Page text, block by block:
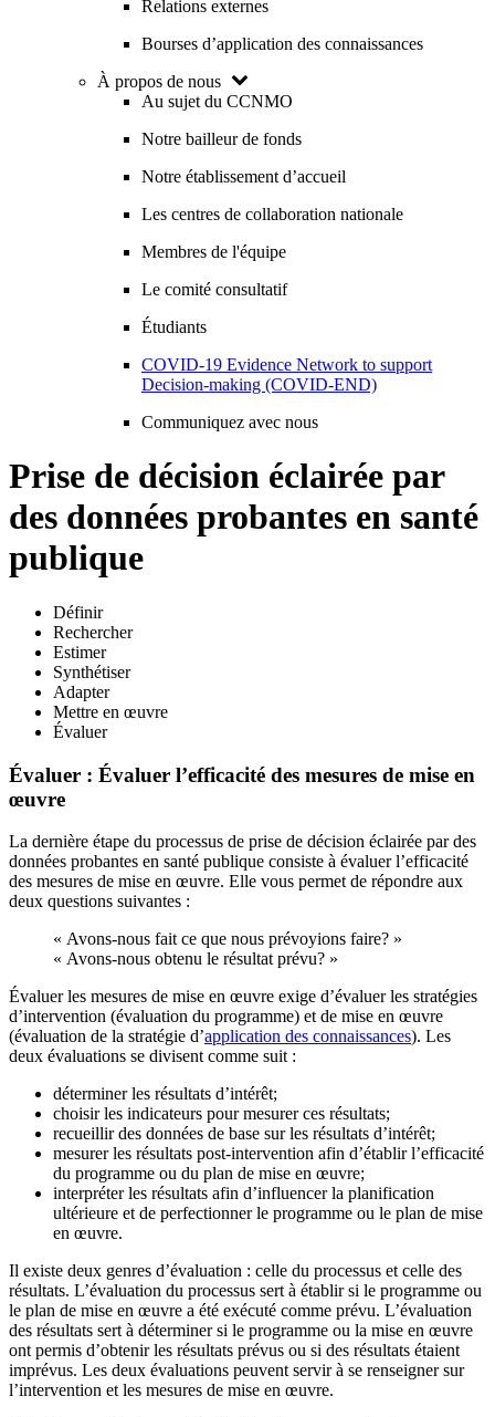
Relations externes
Bourses d’application des connaissances
À propos de nous
Au sujet du CCNMO
Notre bailleur de fonds
Notre établissement d’accueil
Les centres de collaboration nationale
Membres de l'équipe
Le comité consultatif
Étudiants
COVID-19 Evidence Network to support
Decision-making (COVID-END)
Communiquez avec nous
Prise de décision éclairée par
des données probantes en santé
publique
Définir
Rechercher
Estimer
Synthétiser
Adapter
Mettre en œuvre
Évaluer
Évaluer : Évaluer l’efficacité des mesures de mise en
œuvre
La dernière étape du processus de prise de décision éclairée par des
données probantes en santé publique consiste à évaluer l’efficacité
des mesures de mise en œuvre. Elle vous permet de répondre aux
deux questions suivantes :
« Avons-nous fait ce que nous prévoyions faire? »
« Avons-nous obtenu le résultat prévu? »
Évaluer les mesures de mise en œuvre exige d’évaluer les stratégies
d’intervention (évaluation du programme) et de mise en œuvre
(évaluation de la stratégie d’application des connaissances). Les
deux évaluations se divisent comme suit :
déterminer les résultats d’intérêt;
choisir les indicateurs pour mesurer ces résultats;
recueillir des données de base sur les résultats d’intérêt;
mesurer les résultats post-intervention afin d’établir l’efficacité
du programme ou du plan de mise en œuvre;
interpréter les résultats afin d’influencer la planification
ultérieure et de perfectionner le programme ou le plan de mise
en œuvre.
Il existe deux genres d’évaluation : celle du processus et celle des
résultats. L’évaluation du processus sert à établir si le programme ou
le plan de mise en œuvre a été exécuté comme prévu. L’évaluation
des résultats sert à déterminer si le programme ou la mise en œuvre
ont permis d’obtenir les résultats prévus ou si des résultats étaient
imprévus. Les deux évaluations peuvent servir à se renseigner sur
l’intervention et les mesures de mise en œuvre.